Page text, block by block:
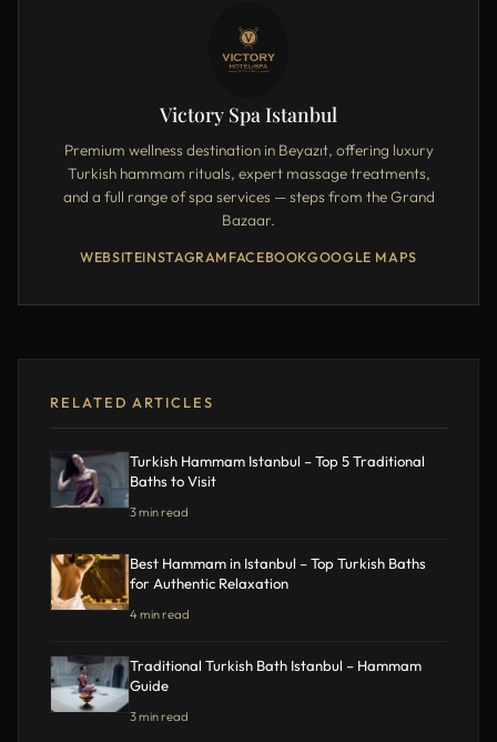
Victory Spa Istanbul
Premium wellness destination in Beyazıt, offering luxury
Turkish hammam rituals, expert massage treatments,
and a full range of spa services — steps from the Grand
Bazaar.
WEBSITEINSTAGRAM FACEBOOKGOOGLE MAPS
RELATED ARTICLES
Turkish Hammam Istanbul – Top 5 Traditional
Baths to Visit
3 min read
Best Hammam in Istanbul – Top Turkish Baths
for Authentic Relaxation
4 min read
Traditional Turkish Bath Istanbul – Hammam
Guide
3 min read